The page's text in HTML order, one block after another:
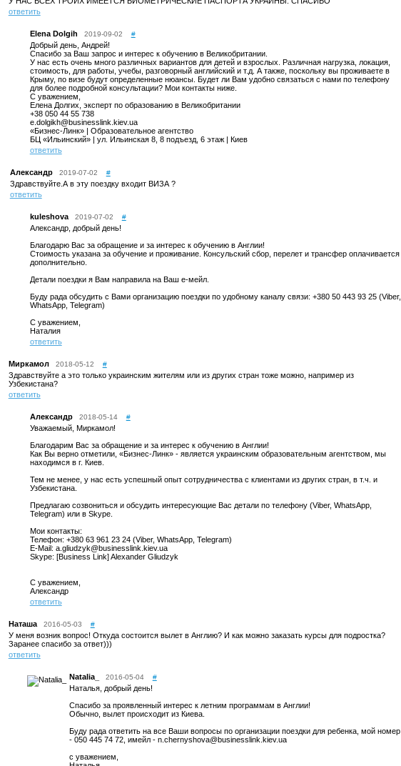
ответить
Elena Dolgih 2019-09-02 #
Добрый день, Андрей!
Спасибо за Ваш запрос и интерес к обучению в Великобритании.
У нас есть очень много различных вариантов для детей и взрослых. Различная нагрузка, локация,
стоимость, для работы, учебы, разговорный английский и т.д. А также, поскольку вы проживаете в
Крыму, по визе будут определенные нюансы. Будет ли Вам удобно связаться с нами по телефону
для более подробной консультации? Мои контакты ниже.
С уважением,
Елена Долгих, эксперт по образованию в Великобритании
+38 050 44 55 738
e.dolgikh@businesslink.kiev.ua
«Бизнес-Линк» | Образовательное агентство
БЦ «Ильинский» | ул. Ильинская 8, 8 подъезд, 6 этаж | Киев
ответить
Александр 2019-07-02 #
Здравствуйте.А в эту поездку входит ВИЗА ?
ответить
kuleshova 2019-07-02 #
Александр, добрый день!
Благодарю Вас за обращение и за интерес к обучению в Англии!
Стоимость указана за обучение и проживание. Консульский сбор, перелет и трансфер оплачивается
дополнительно.
Детали поездки я Вам направила на Ваш е-мейл.
Буду рада обсудить с Вами организацию поездки по удобному каналу связи: +380 50 443 93 25 (Viber,
WhatsApp, Telegram)
С уважением,
Наталия
ответить
Миркамол 2018-05-12 #
Здравствуйте а это только украинским жителям или из других стран тоже можно, например из
Узбекистана?
ответить
Александр 2018-05-14 #
Уважаемый, Миркамол!
Благодарим Вас за обращение и за интерес к обучению в Англии!
Как Вы верно отметили, «Бизнес-Линк» - является украинским образовательным агентством, мы
находимся в г. Киев.
Тем не менее, у нас есть успешный опыт сотрудничества с клиентами из других стран, в т.ч. и
Узбекистана.
Предлагаю созвониться и обсудить интересующие Вас детали по телефону (Viber, WhatsApp,
Telegram) или в Skype.
Мои контакты:
Телефон: +380 63 961 23 24 (Viber, WhatsApp, Telegram)
E-Mail: a.gliudzyk@businesslink.kiev.ua
Skype: [Business Link] Alexander Gliudzyk
С уважением,
Александр
ответить
Наташа 2016-05-03 #
У меня возник вопрос! Откуда состоится вылет в Англию? И как можно заказать курсы для подростка?
Заранее спасибо за ответ)))
ответить
Natalia_ 2016-05-04 #
Наталья, добрый день!
Спасибо за проявленный интерес к летним программам в Англии!
Обычно, вылет происходит из Киева.
Буду рада ответить на все Ваши вопросы по организации поездки для ребенка, мой номер
- 050 445 74 72, имейл - n.chernyshova@businesslink.kiev.ua
с уважением,